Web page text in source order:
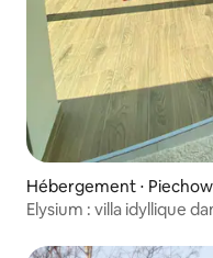
Hébergement ⋅
Elysium : villa idyllique